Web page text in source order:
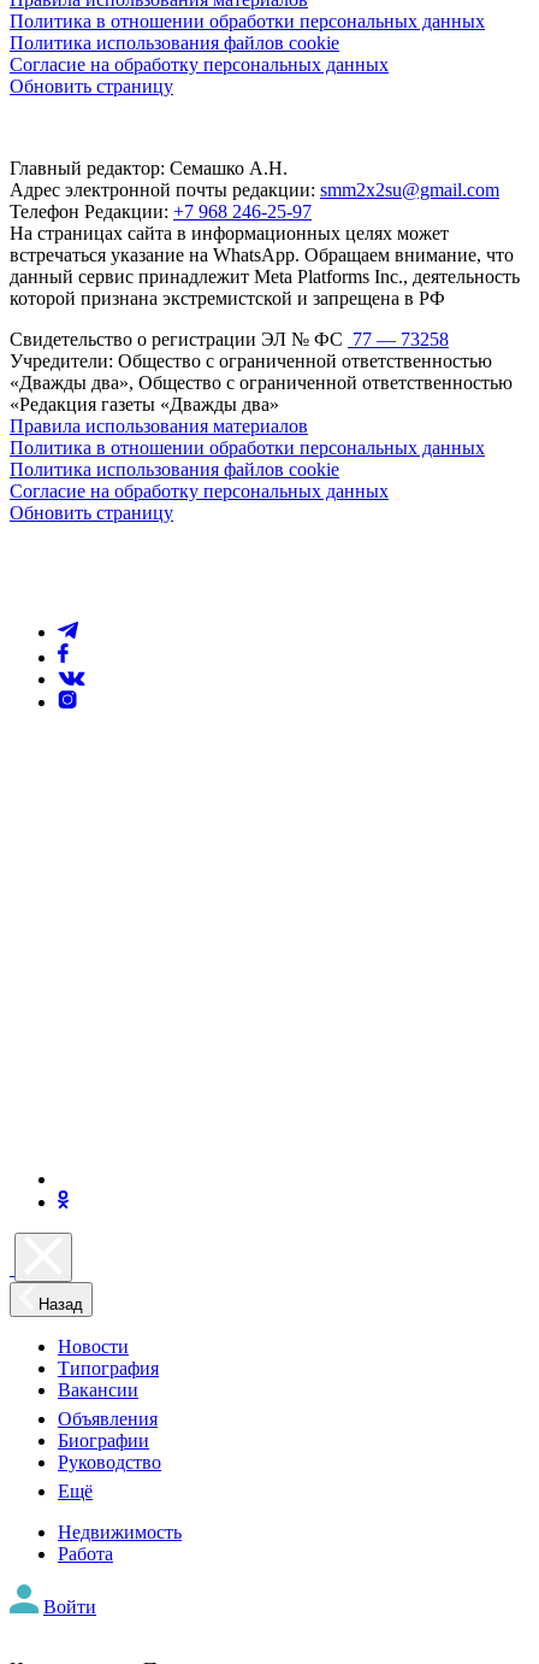
Политика в отношении обработки персональных данных
Политика использования файлов cookie
Согласие на обработку персональных данных
Обновить страницу
Главный редактор: Семашко А.Н.
Адрес электронной почты редакции: smm2x2su@gmail.com
Телефон Редакции: +7 968 246-25-97
На страницах сайта в информационных целях может
встречаться указание на WhatsApp. Обращаем внимание, что
данный сервис принадлежит Meta Platforms Inc., деятельность
которой признана экстремистской и запрещена в РФ
Свидетельство о регистрации ЭЛ № ФС 77 — 73258
Учредители: Общество с ограниченной ответственностью
«Дважды два», Общество с ограниченной ответственностью
«Редакция газеты «Дважды два»
Правила использования материалов
Политика в отношении обработки персональных данных
Политика использования файлов cookie
Согласие на обработку персональных данных
Обновить страницу
Назад
Новости
Типография
Вакансии
Объявления
Биографии
Руководство
Ещё
Недвижимость
Работа
Войти